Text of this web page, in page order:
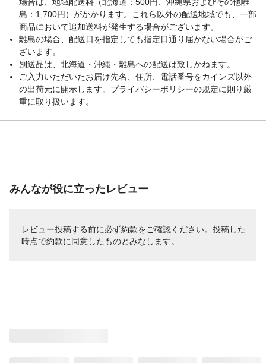
島：1,700円）がかかります。これら以外の配送地域でも、一部
商品において追加送料が発生する場合がございます。
離島の場合、配送日を指定しても指定日通り届かない場合がご
ざいます。
別送品は、北海道・沖縄・離島への配送は致しかねます。
ご入力いただいたお届け先名、住所、電話番号をカインズ以外
の出荷元に開示します。プライバシーポリシーの規定に則り厳
重に取り扱います。
みんなが役に立ったレビュー
レビュー投稿する前に必ず約款をご確認ください。投稿した
時点で約款に同意したものとみなします。